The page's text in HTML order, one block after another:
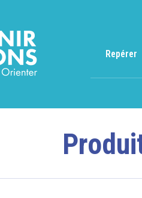
Repérer